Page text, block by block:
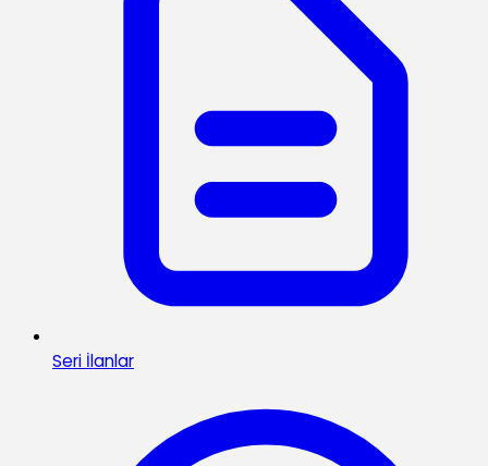
Seri İlanlar